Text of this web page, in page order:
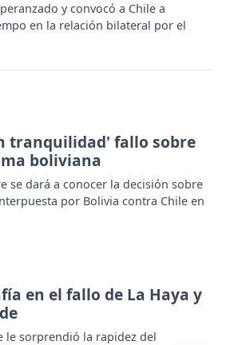
y convocó a Chile a
en la relación bilateral por el
tranquilidad' fallo sobre
boliviana
se dará a conocer la decisión sobre
por Bolivia contra Chile en
en el fallo de La Haya y
le sorprendió la rapidez del